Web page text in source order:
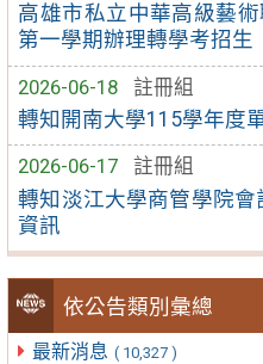
高雄市私立中華高級藝
第一學期辦理轉學考招生
2026-06-18
註冊組
轉知開南大學115學年度
2026-06-17
註冊組
轉知淡江大學商管學院
資訊
依公告類別彙總
最新消息 ( 10,327 )